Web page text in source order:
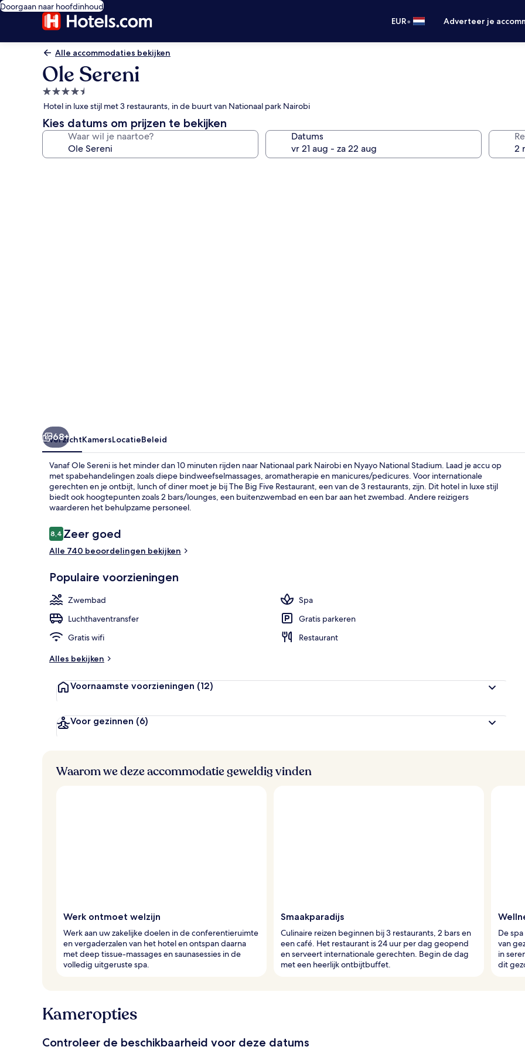
Doorgaan naar hoofdinhoud
EUR• Adverteer je
Alle accommodaties bekijken
Ole Sereni
4.5-
sterrenaccommodatie
Hotel in luxe stijl met 3 restaurants, in de buurt van Nationaal park Nairobi
Kies datums om prijzen te bekijken
Waar wil je naartoe? Datums
68+
OverzichtKamersLocatieBeleid
Vanaf Ole Sereni is het minder dan 10 minuten rijden naar Nationaal park Nairobi en Nyayo National Stadium. Laad je accu op
met spabehandelingen zoals diepe bindweefselmassages, aromatherapie en manicures/pedicures. Voor internationale
gerechten en je ontbijt, lunch of diner moet je bij The Big Five Restaurant, een van de 3 restaurants, zijn. Dit hotel in luxe stijl
biedt ook hoogtepunten zoals 2 bars/lounges, een buitenzwembad en een bar aan het zwembad. Andere reizigers
waarderen het behulpzame personeel.
Beoordelingen
8,48,4 op 10 –
Zeer goed
Alle 740 beoordelingen bekijken
Populaire voorzieningen
Zwembad
Spa
Luchthaventransfer
Gratis parkeren
Gratis wifi
Restaurant
Alles bekijken
Voornaamste voorzieningen (12)
Voor gezinnen (6)
Waarom we deze accommodatie geweldig vinden
Werk ontmoet welzijn
Werk aan uw zakelijke doelen in de conferentieruimte
en vergaderzalen van het hotel en ontspan daarna
met deep tissue-massages en saunasessies in de
volledig uitgeruste spa.
Smaakparadijs
Culinaire reizen beginnen bij 3 restaurants, 2 bars en
een café. Het restaurant is 24 uur per dag geopend
en serveert internationale gerechten. Begin de dag
met een heerlijk ontbijtbuffet.
De
van
in
dit
Kameropties
Controleer de beschikbaarheid voor deze datums